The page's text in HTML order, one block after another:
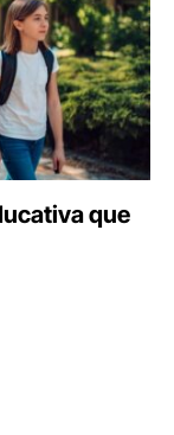
que